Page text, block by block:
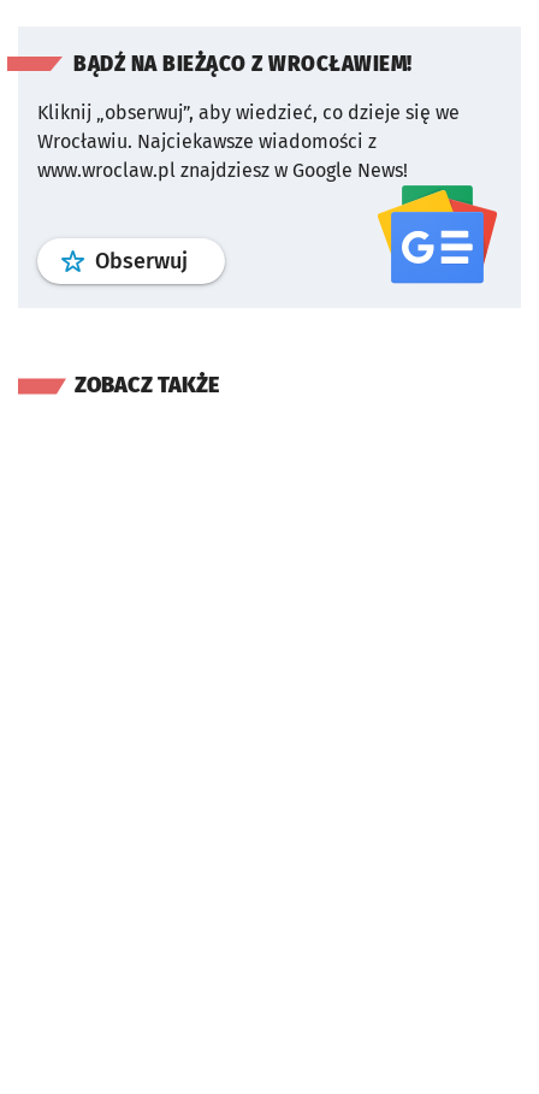
BĄDŹ NA BIEŻĄCO Z WROCŁAWIEM!
Kliknij „obserwuj”, aby wiedzieć, co dzieje się we
Wrocławiu. Najciekawsze wiadomości z
www.wroclaw.pl znajdziesz w Google News!
Obserwuj profil serwisu
ZOBACZ TAKŻE